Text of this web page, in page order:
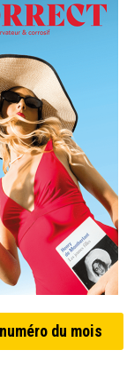
du mois